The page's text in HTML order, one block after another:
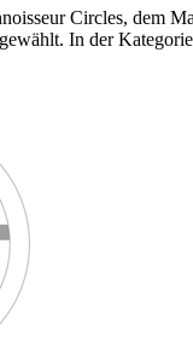
Circles, dem
In der